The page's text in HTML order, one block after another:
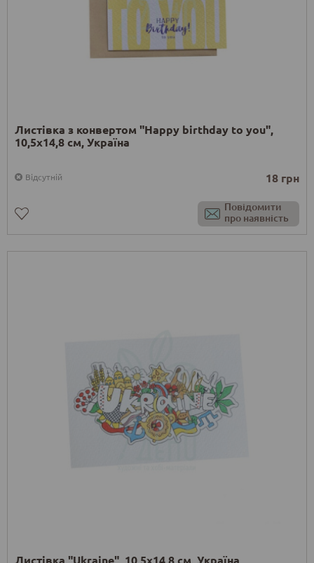
Листівка з конвертом "Happy birthday to you",
10,5х14,8 см, Україна
Відсутній 18 грн
Повідомити
про наявність
Листівка "Ukraine", 10,5х14,8 см, Україна